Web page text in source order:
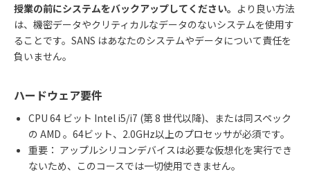
授業の前にシステムをバックアップしてください。 より良い方法
は、機密データやクリティカルなデータのないシステムを使用す
ることです。SANS はあなたのシステムやデータについて責任を
負いません。
ハードウェア要件
CPU 64 ビット Intel i5/i7 (第 8 世代以降)、または同スペック
の AMD 。64ビット、2.0GHz以上のプロセッサが必須です。
重要： アップルシリコンデバイスは必要な仮想化を実行でき
ないため、このコースでは一切使用できません。